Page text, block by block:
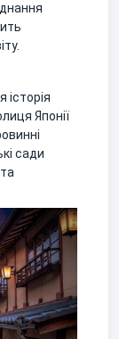
історія
Японії
сади